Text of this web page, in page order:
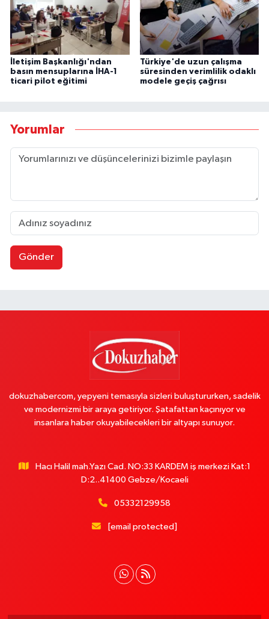
İletişim Başkanlığı'ndan
basın mensuplarına İHA-1
ticari pilot eğitimi
Türkiye'de uzun çalışma
süresinden verimlilik odaklı
modele geçiş çağrısı
Yorumlar
Gönder
dokuzhabercom, yepyeni temasıyla sizleri buluştururken, sadelik
ve modernizmi bir araya getiriyor. Şatafattan kaçınıyor ve
insanlara haber okuyabilecekleri bir altyapı sunuyor.
Hacı Halil mah.Yazı Cad. NO:33 KARDEM iş merkezi Kat:1
D:2..41400 Gebze/Kocaeli
05332129958
[email protected]